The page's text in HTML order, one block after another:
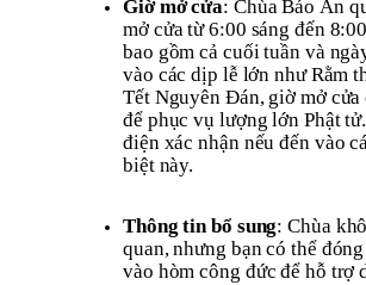
Giờ mở cửa: Chùa Báo Ân
mở cửa từ 6:00 sáng đến
bao gồm cả cuối tuần và
vào các dịp lễ lớn như Rằm
Tết Nguyên Đán, giờ mở cửa
để phục vụ lượng lớn Phật
điện xác nhận nếu đến vào
biệt này.
Thông tin bổ sung: Chùa
quan, nhưng bạn có thể
vào hòm công đức để hỗ trợ